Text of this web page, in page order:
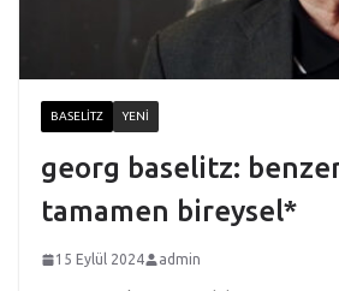
BASELITZ YENI
georg baselitz:
tamamen bireysel*
15 Eylül 2024 admin